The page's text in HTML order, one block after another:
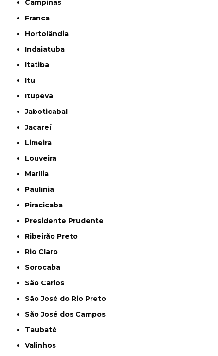
Campinas
Franca
Hortolândia
Indaiatuba
Itatiba
Itu
Itupeva
Jaboticabal
Jacareí
Limeira
Louveira
Marília
Paulínia
Piracicaba
Presidente Prudente
Ribeirão Preto
Rio Claro
Sorocaba
São Carlos
São José do Rio Preto
São José dos Campos
Taubaté
Valinhos